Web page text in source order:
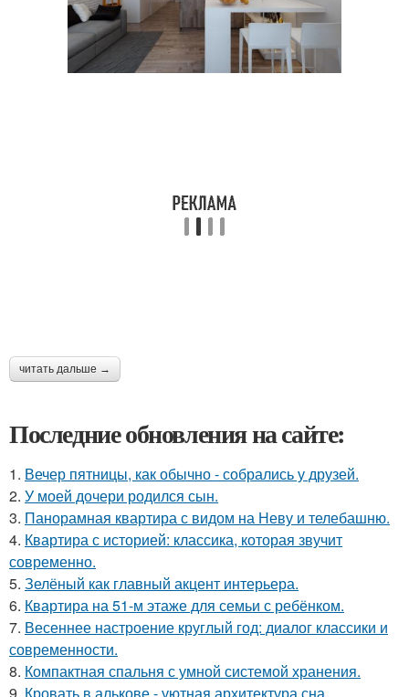
читать дальше →
Последние обновления на сайте:
1. Вечер пятницы, как обычно - собрались у друзей.
2. У моей дочери родился сын.
3. Панорамная квартира с видом на Неву и телебашню.
4. Квартира с историей: классика, которая звучит
современно.
5. Зелёный как главный акцент интерьера.
6. Квартира на 51-м этаже для семьи с ребёнком.
7. Весеннее настроение круглый год: диалог классики и
современности.
8. Компактная спальня с умной системой хранения.